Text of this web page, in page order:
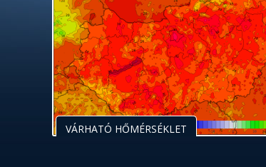
VÁRHATÓ HŐMÉRSÉKLET